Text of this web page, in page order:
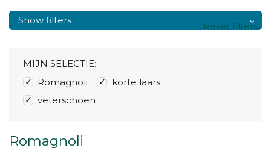
Show filters
Romagnoli
MIJN SELECTIE:
Romagnoli
korte laars
veterschoen
Reset filters